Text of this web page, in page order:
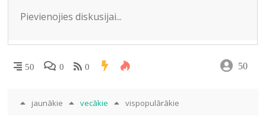
ki
50 0 0 50
jaunākie vecākie vispopulārākie